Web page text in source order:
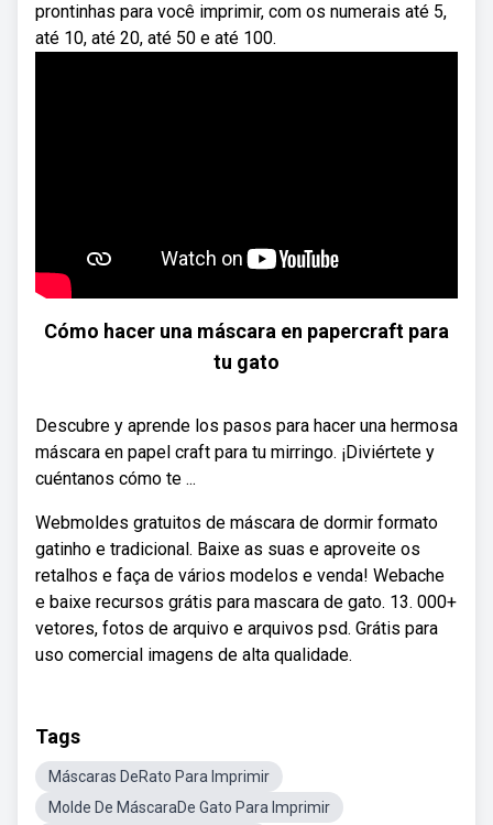
prontinhas para você imprimir, com os numerais até 5,
até 10, até 20, até 50 e até 100.
Cómo hacer una máscara en papercraft para
tu gato
Descubre y aprende los pasos para hacer una hermosa
máscara en papel craft para tu mirringo. ¡Diviértete y
cuéntanos cómo te ...
Webmoldes gratuitos de máscara de dormir formato
gatinho e tradicional. Baixe as suas e aproveite os
retalhos e faça de vários modelos e venda! Webache
e baixe recursos grátis para mascara de gato. 13. 000+
vetores, fotos de arquivo e arquivos psd. Grátis para
uso comercial imagens de alta qualidade.
Tags
Máscaras DeRato Para Imprimir
Molde De MáscaraDe Gato Para Imprimir